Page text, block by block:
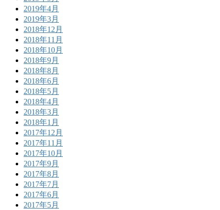
2019年4月
2019年3月
2018年12月
2018年11月
2018年10月
2018年9月
2018年8月
2018年6月
2018年5月
2018年4月
2018年3月
2018年1月
2017年12月
2017年11月
2017年10月
2017年9月
2017年8月
2017年7月
2017年6月
2017年5月